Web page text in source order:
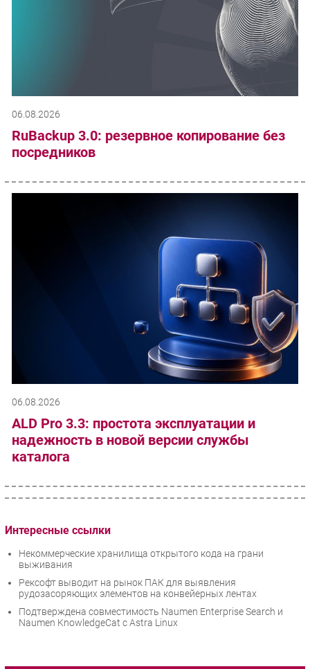
06.08.2026
RuBackup 3.0: резервное копирование без
посредников
06.08.2026
ALD Pro 3.3: простота эксплуатации и
надежность в новой версии службы
каталога
Интересные ссылки
Некоммерческие хранилища открытого кода на грани
выживания
Рексофт выводит на рынок ПАК для выявления
рудозасоряющих элементов на конвейерных лентах
Подтверждена совместимость Naumen Enterprise Search и
Naumen KnowledgeCat с Astra Linux